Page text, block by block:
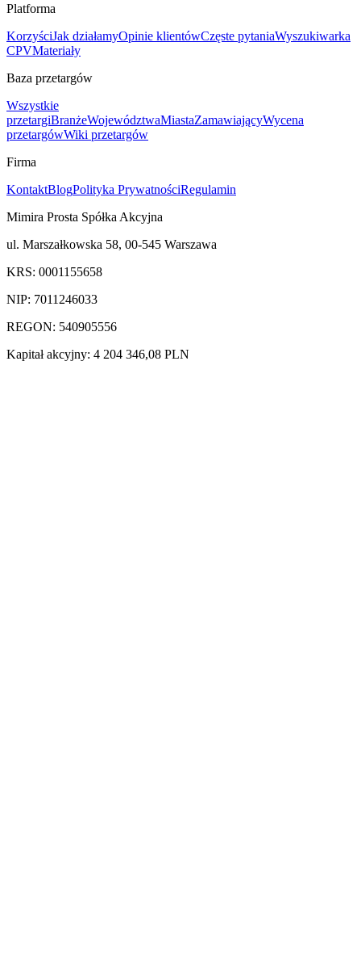
Platforma
KorzyściJak działamyOpinie klientówCzęste pytaniaWyszukiwarka
CPVMateriały
Baza przetargów
Wszystkie
przetargiBranżeWojewództwaMiastaZamawiającyWycena
przetargówWiki przetargów
Firma
KontaktBlogPolityka PrywatnościRegulamin
Mimira Prosta Spółka Akcyjna
ul. Marszałkowska 58, 00-545 Warszawa
KRS: 0001155658
NIP: 7011246033
REGON: 540905556
Kapitał akcyjny: 4 204 346,08 PLN